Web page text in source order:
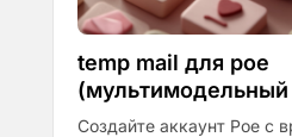
temp mail для poe
(мультимодельный
Создайте аккаунт Poe с